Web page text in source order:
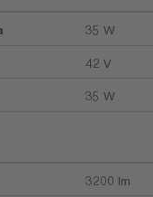
35 W
42 V
35 W
3200 lm